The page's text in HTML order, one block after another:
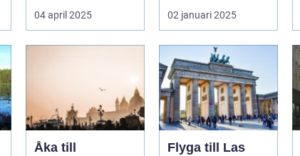
resenäre...
04 april 2025
för en konfer...
02 januari 2025
Åka till
Flyga till Las